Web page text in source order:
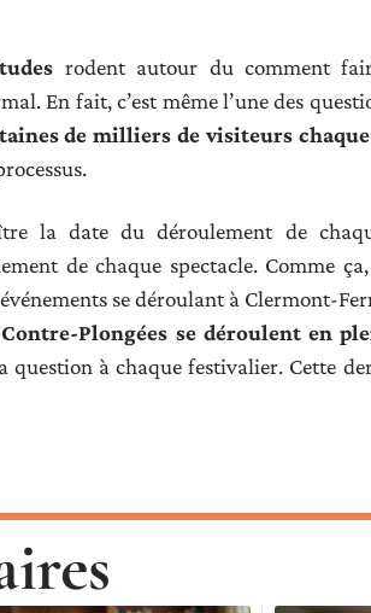
rodent autour du comment
En fait, c’est même l’une des
de milliers de visiteurs
la date du déroulement de
de chaque spectacle. Comme
se déroulant à Clermont-
Plongées se déroulent en
question à chaque festivalier. Cette